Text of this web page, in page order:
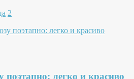
2
поэтапно: легко и красиво